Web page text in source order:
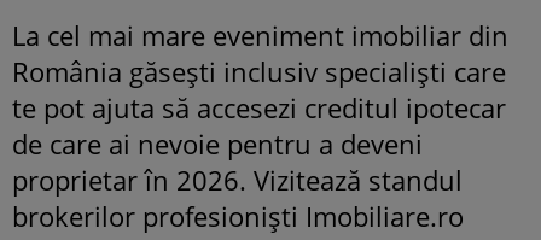
La cel mai mare eveniment imobiliar din
România găsești inclusiv specialiști care
te pot ajuta să accesezi creditul ipotecar
de care ai nevoie pentru a deveni
proprietar în 2026. Vizitează standul
brokerilor profesioniști Imobiliare.ro